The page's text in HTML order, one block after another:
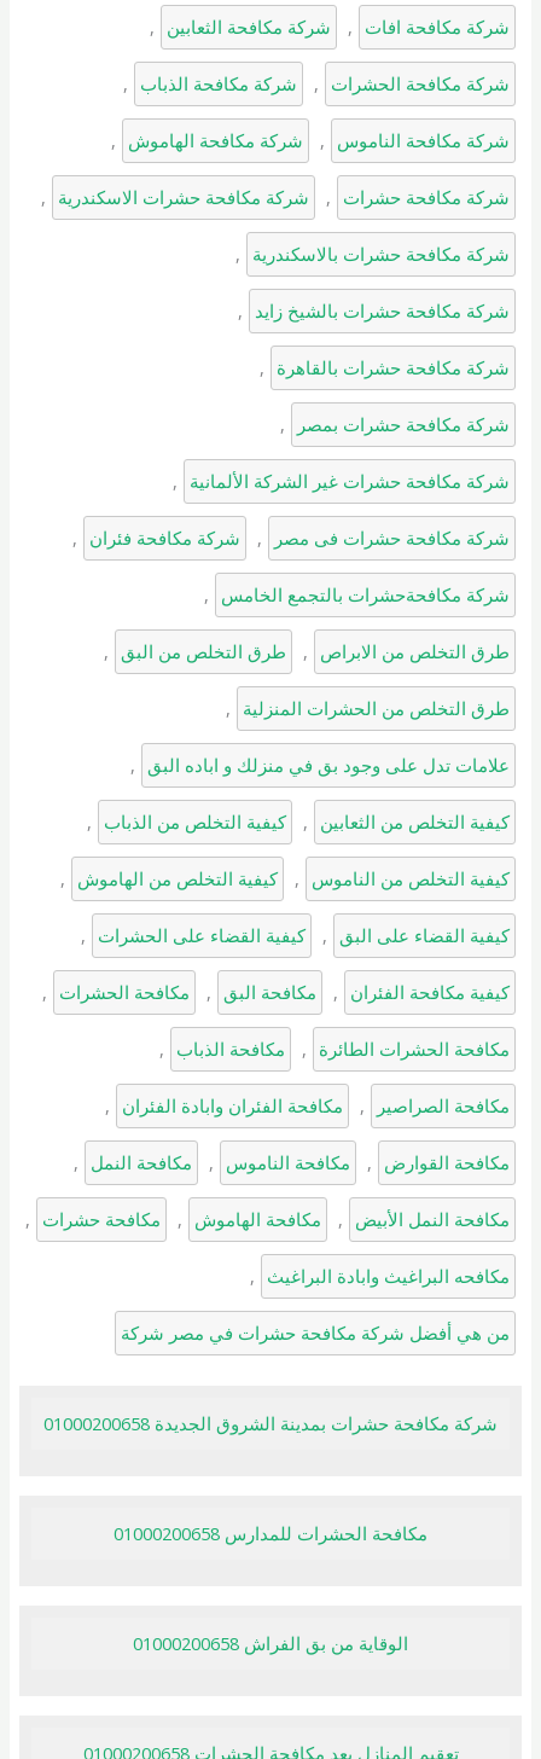
شركة مكافحة افات , شركة مكافحة الثعابين ,
شركة مكافحة الحشرات , شركة مكافحة الذباب ,
شركة مكافحة الناموس , شركة مكافحة الهاموش ,
شركة مكافحة حشرات , شركة مكافحة حشرات الاسكندرية ,
شركة مكافحة حشرات بالاسكندرية ,
شركة مكافحة حشرات بالشيخ زايد ,
شركة مكافحة حشرات بالقاهرة ,
شركة مكافحة حشرات بمصر ,
شركة مكافحة حشرات غير الشركة الألمانية ,
شركة مكافحة حشرات فى مصر , شركة مكافحة فئران ,
شركة مكافحةحشرات بالتجمع الخامس ,
طرق التخلص من الابراص , طرق التخلص من البق ,
طرق التخلص من الحشرات المنزلية ,
علامات تدل على وجود بق في منزلك و اباده البق ,
كيفية التخلص من الثعابين , كيفية التخلص من الذباب ,
كيفية التخلص من الناموس , كيفية التخلص من الهاموش ,
كيفية القضاء على البق , كيفية القضاء على الحشرات ,
كيفية مكافحة الفئران , مكافحة البق , مكافحة الحشرات ,
مكافحة الحشرات الطائرة , مكافحة الذباب ,
مكافحة الصراصير , مكافحة الفئران وابادة الفئران ,
مكافحة القوارض , مكافحة الناموس , مكافحة النمل ,
مكافحة النمل الأبيض , مكافحة الهاموش , مكافحة حشرات ,
مكافحه البراغيث وابادة البراغيث ,
من هي أفضل شركة مكافحة حشرات في مصر شركة
شركة مكافحة حشرات بمدينة الشروق الجديدة 01000200658
مكافحة الحشرات للمدارس 01000200658
الوقاية من بق الفراش 01000200658
تعقيم المنازل بعد مكافحة الحشرات 01000200658